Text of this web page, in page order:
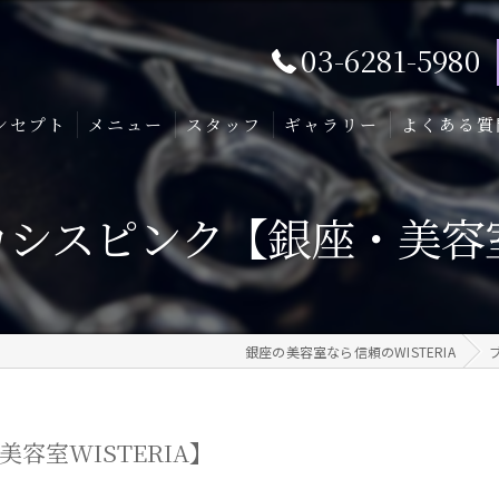
03-6281-5980
セプト メニュー スタッフ ギャラリー よくある
スピンク【銀座・美容
銀座の美容室なら信頼のWISTERIA
容室WISTERIA】